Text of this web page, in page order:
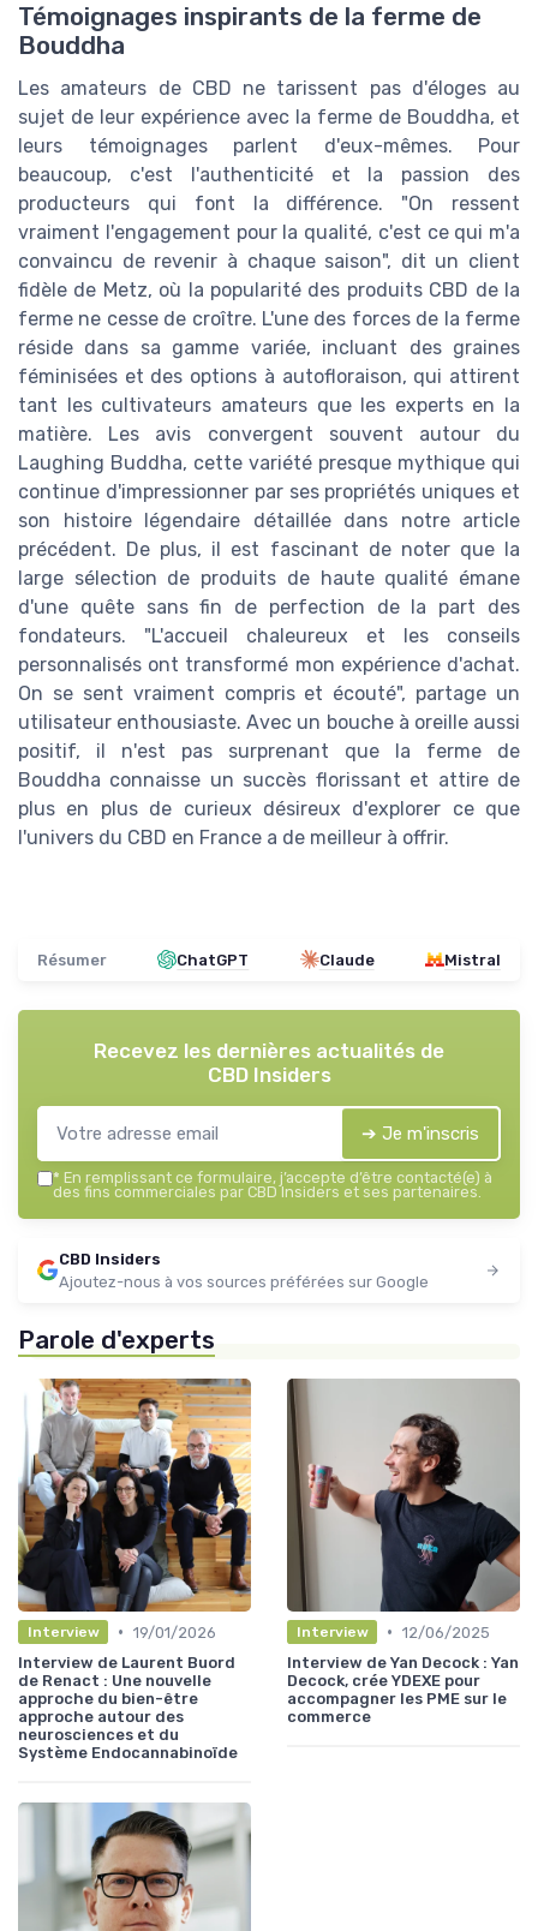
Témoignages inspirants de la ferme de
Bouddha
Les amateurs de CBD ne tarissent pas d'éloges au
sujet de leur expérience avec la ferme de Bouddha, et
leurs témoignages parlent d'eux-mêmes. Pour
beaucoup, c'est l'authenticité et la passion des
producteurs qui font la différence. "On ressent
vraiment l'engagement pour la qualité, c'est ce qui m'a
convaincu de revenir à chaque saison", dit un client
fidèle de Metz, où la popularité des produits CBD de la
ferme ne cesse de croître. L'une des forces de la ferme
réside dans sa gamme variée, incluant des graines
féminisées et des options à autofloraison, qui attirent
tant les cultivateurs amateurs que les experts en la
matière. Les avis convergent souvent autour du
Laughing Buddha, cette variété presque mythique qui
continue d'impressionner par ses propriétés uniques et
son histoire légendaire détaillée dans notre article
précédent. De plus, il est fascinant de noter que la
large sélection de produits de haute qualité émane
d'une quête sans fin de perfection de la part des
fondateurs. "L'accueil chaleureux et les conseils
personnalisés ont transformé mon expérience d'achat.
On se sent vraiment compris et écouté", partage un
utilisateur enthousiaste. Avec un bouche à oreille aussi
positif, il n'est pas surprenant que la ferme de
Bouddha connaisse un succès florissant et attire de
plus en plus de curieux désireux d'explorer ce que
l'univers du CBD en France a de meilleur à offrir.
Résumer ChatGPT Claude Mistral
Recevez les dernières actualités de
CBD Insiders
➔ Je m'inscris
* En remplissant ce formulaire, j’accepte d’être contacté(e) à
des fins commerciales par CBD Insiders et ses partenaires.
CBD Insiders
Ajoutez-nous à vos sources préférées sur Google
Parole d'experts
Interview • 19/01/2026
Interview de Laurent Buord
de Renact : Une nouvelle
approche du bien-être
approche autour des
neurosciences et du
Système Endocannabinoïde
Interview • 12/06/2025
Interview de Yan Decock : Yan
Decock, crée YDEXE pour
accompagner les PME sur le
commerce